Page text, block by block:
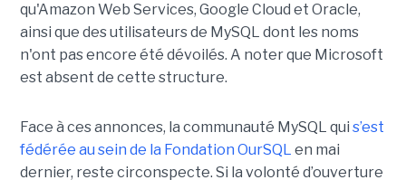
qu'Amazon Web Services, Google Cloud et Oracle,
ainsi que des utilisateurs de MySQL dont les noms
n'ont pas encore été dévoilés. A noter que Microsoft
est absent de cette structure.
Face à ces annonces, la communauté MySQL qui s’est
fédérée au sein de la Fondation OurSQL en mai
dernier, reste circonspecte. Si la volonté d’ouverture